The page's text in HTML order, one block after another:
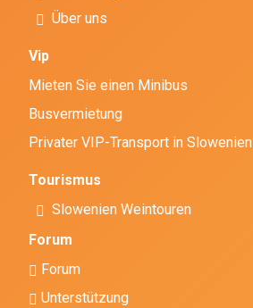
Über uns
Vip
Mieten Sie einen Minibus
Busvermietung
Privater VIP-Transport in Slowenien
Tourismus
Slowenien Weintouren
Forum
Forum
Unterstützung